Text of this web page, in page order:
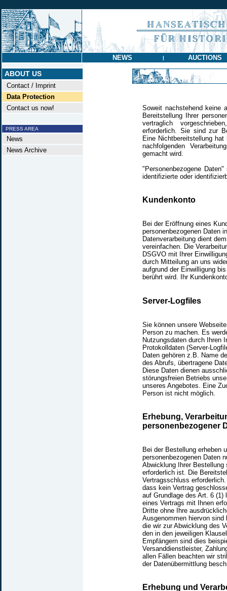
NEWS | AUCTIONS
ABOUT US
Contact / Imprint
Data Protection
Contact us now!
PRESS AREA
News
News Archive
Soweit nachstehend keine
Bereitstellung Ihrer
vertraglich
erforderlich. Sie sind zur
Eine Nichtbereitstellung
nachfolgenden
gemacht wird.
"Personenbezogene
identifizierte oder
Kundenkonto
Bei der Eröffnung eines
personenbezogenen Daten
Datenverarbeitung dient
vereinfachen. Die
DSGVO mit Ihrer
durch Mitteilung an uns
aufgrund der Einwilligung
berührt wird. Ihr
Server-Logfiles
Sie können unsere
Person zu machen. Es
Nutzungsdaten durch Ihren
Protokolldaten (Server-
Daten gehören z.B. Name
des Abrufs, übertragene
Diese Daten dienen
störungsfreien Betriebs
unseres Angebotes. Eine
Person ist nicht möglich.
Erhebung,
personenbezogener
Bei der Bestellung erheben
personenbezogenen Daten
Abwicklung Ihrer Bestellung
erforderlich ist. Die
Vertragsschluss
dass kein Vertrag
auf Grundlage des Art. 6
eines Vertrags mit Ihnen
Dritte ohne Ihre
Ausgenommen hiervon sind
die wir zur Abwicklung des
den in den jeweiligen
Empfängern sind dies
Versanddienstleister,
allen Fällen beachten wir
der Datenübermittlung
Erhebung und